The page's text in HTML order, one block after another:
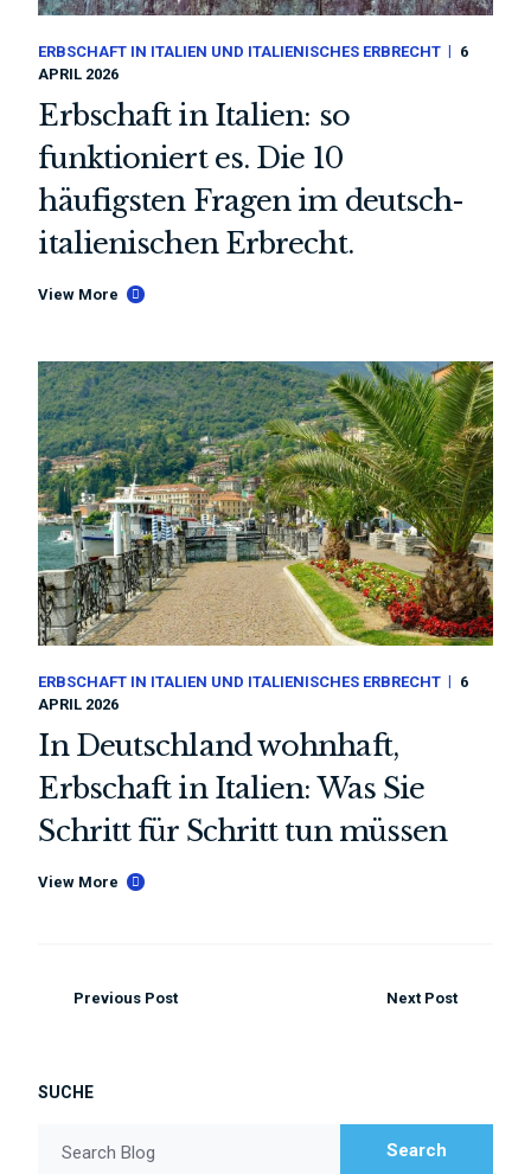
ERBSCHAFT IN ITALIEN UND ITALIENISCHES ERBRECHT
6
APRIL 2026
Erbschaft in Italien: so
funktioniert es. Die 10
häufigsten Fragen im deutsch-
italienischen Erbrecht.
View More
ERBSCHAFT IN ITALIEN UND ITALIENISCHES ERBRECHT
6
APRIL 2026
In Deutschland wohnhaft,
Erbschaft in Italien: Was Sie
Schritt für Schritt tun müssen
View More
Previous Post Next Post
SUCHE
Search Blog Search